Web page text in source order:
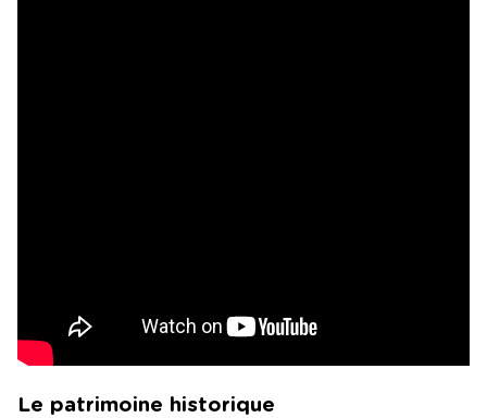
Le patrimoine historique